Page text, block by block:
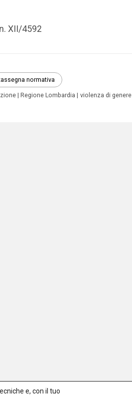
XII/4592
normativa
Regione Lombardia violenza di genere
e, con il tuo